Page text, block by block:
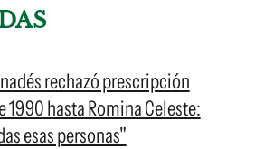
rechazó prescripción
1990 hasta Romina Celeste:
esas personas"